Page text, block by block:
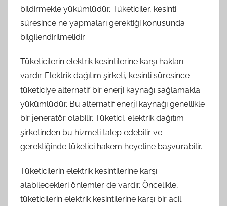
bildirmekle yükümlüdür. Tüketiciler, kesinti
süresince ne yapmaları gerektiği konusunda
bilgilendirilmelidir.
Tüketicilerin elektrik kesintilerine karşı hakları
vardır. Elektrik dağıtım şirketi, kesinti süresince
tüketiciye alternatif bir enerji kaynağı sağlamakla
yükümlüdür. Bu alternatif enerji kaynağı genellikle
bir jeneratör olabilir. Tüketici, elektrik dağıtım
şirketinden bu hizmeti talep edebilir ve
gerektiğinde tüketici hakem heyetine başvurabilir.
Tüketicilerin elektrik kesintilerine karşı
alabilecekleri önlemler de vardır. Öncelikle,
tüketicilerin elektrik kesintilerine karşı bir acil